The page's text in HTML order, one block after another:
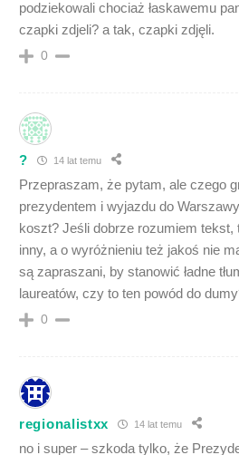
podziekowali chociaż łaskawemu
czapki zdjeli? a tak, czapki zdjęli.
0
? 14 lat temu
Przepraszam, że pytam, ale czego
prezydentem i wyjazdu do
koszt? Jeśli dobrze rozumiem tekst,
inny, a o wyróżnieniu też jakoś nie
są zapraszani, by stanowić ładne
laureatów, czy to ten powód do
0
regionalistxx 14 lat temu
no i super – szkoda tylko, że